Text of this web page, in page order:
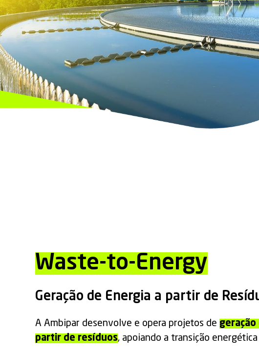
Waste-to-Energy
Geração de Energia a partir de
A Ambipar desenvolve e opera projetos de geração
partir de resíduos, apoiando a transição